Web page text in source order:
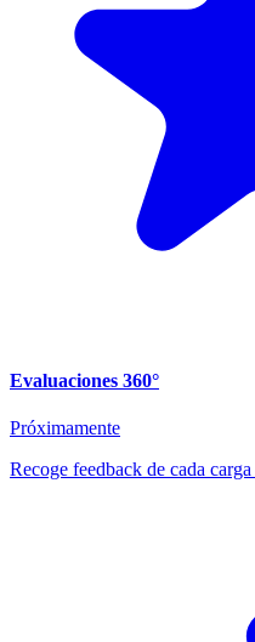
Evaluaciones 360°
Próximamente
Recoge feedback de cada